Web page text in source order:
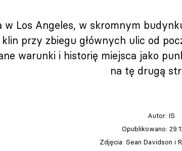
Los Angeles, w skromnym
przy zbiegu głównych ulic od
warunki i historię miejsca jako
na tę drugą
Autor: IS
Opublikowano:
Zdjęcia: Sean Davidson i